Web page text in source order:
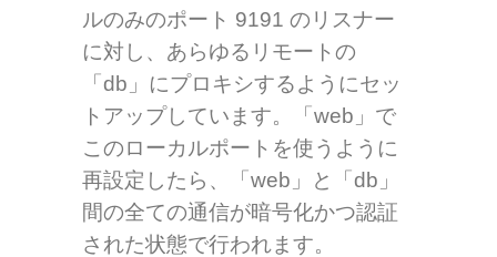
ルのみのポート 9191 のリスナー
に対し、あらゆるリモートの
「db」にプロキシするようにセッ
トアップしています。「web」で
このローカルポートを使うように
再設定したら、「web」と「db」
間の全ての通信が暗号化かつ認証
された状態で行われます。